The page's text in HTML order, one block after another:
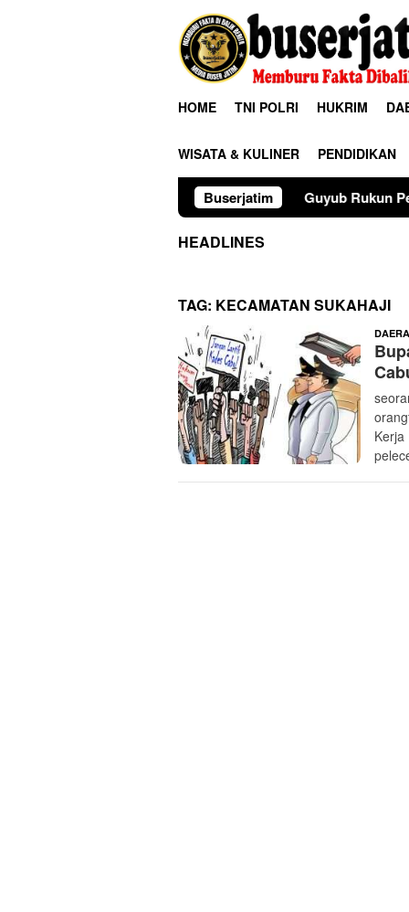
HOME TNI POLRI HUKRIM
WISATA & KULINER PENDIDIKAN
Buserjatim
Guyub Rukun Pedagang Pasar
HEADLINES
TAG: KECAMATAN SUKAHAJI
Kerja